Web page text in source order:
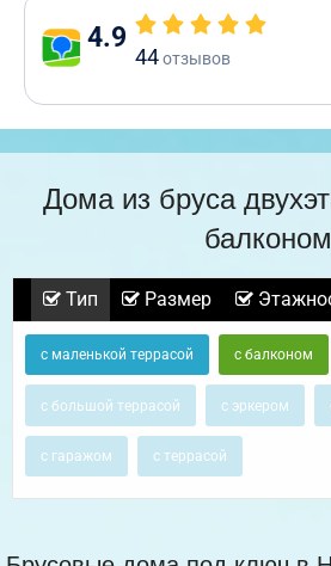
4.9
44отзывов
Дома из бруса
балконом
Тип Размер
с маленькой террасой с балконом
с большой террасой с эркером
с гаражом с террасой